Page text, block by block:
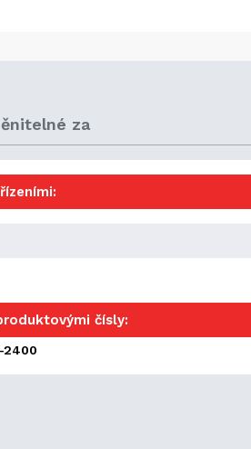
za
čísly:
2400